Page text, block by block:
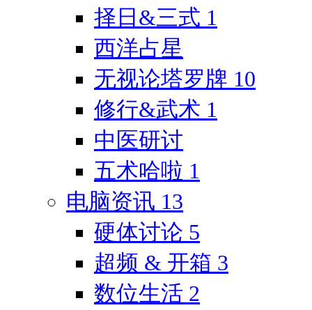
择日&三式 1
西洋占星
无视论塔罗牌 10
修行&武术 1
中医研讨
五术哈啦 1
电脑资讯 13
硬体讨论 5
超频 & 开箱 3
数位生活 2